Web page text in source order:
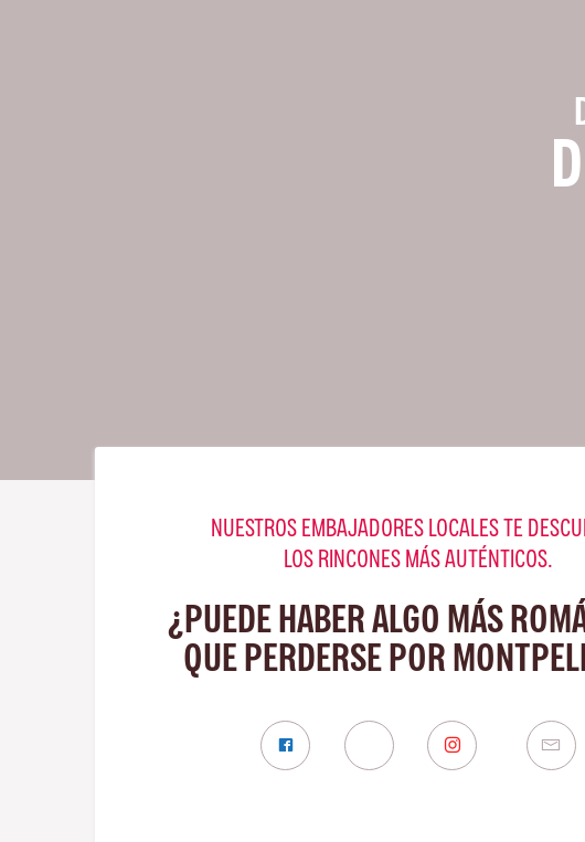
NUESTROS EMBAJADORES LOCALES TE
LOS RINCONES MÁS AUTÉNTICOS.
¿PUEDE HABER ALGO MÁS
QUE PERDERSE POR